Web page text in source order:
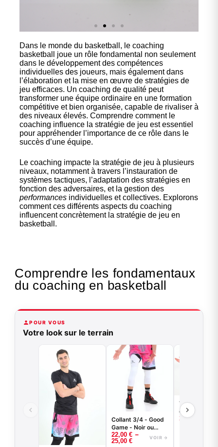
Nos
chaussures
Confort et performance à
prix accessible.
Cliquez ici
Dans le monde du basketball, le coaching
basketball joue un rôle fondamental non seulement
dans le développement des compétences
individuelles des joueurs, mais également dans
l’élaboration et la mise en œuvre de stratégies de
jeu efficaces. Un coaching de qualité peut
transformer une équipe ordinaire en une formation
compétitive et bien organisée, capable de rivaliser à
des niveaux élevés. Comprendre comment le
coaching influence la stratégie de jeu est essentiel
pour appréhender l’importance de ce rôle dans le
succès d’une équipe.
Le coaching impacte la stratégie de jeu à plusieurs
niveaux, notamment à travers l’instauration de
systèmes tactiques, l’adaptation des stratégies en
fonction des adversaires, et la gestion des
performances individuelles et collectives. Explorons
comment ces différents aspects du coaching
influencent concrètement la stratégie de jeu en
basketball.
Comprendre les fondamentaux
du coaching en basketball
POUR VOUS
Votre look sur le terrain
Collant 3/4 - Good
Game - Noir ou
Blanc -
BASKETBALL
22,00 € –
25,00 € VOIR →
T-shirt
compression
manches
35,00